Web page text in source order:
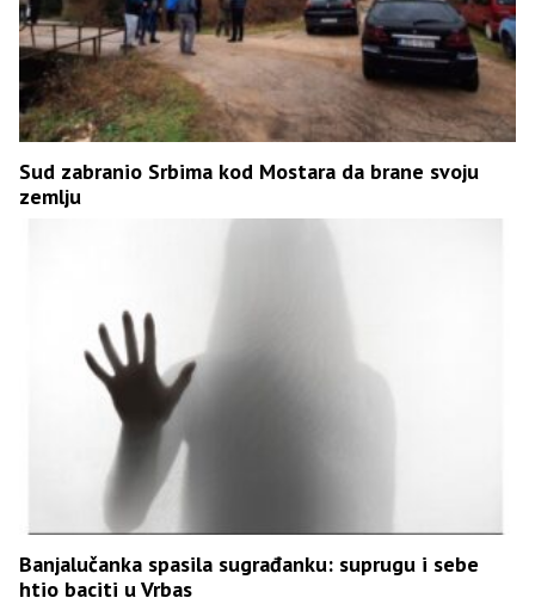
Sud zabranio Srbima kod Mostara da brane svoju
zemlju
Banjalučanka spasila sugrađanku: suprugu i sebe
htio baciti u Vrbas